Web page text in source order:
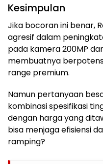
Kesimpulan
Jika bocoran ini benar,
agresif dalam
pada kamera 200MP
membuatnya
range premium.
Namun pertanyaan
kombinasi spesifikasi
dengan harga yang
bisa menjaga efisiensi
ramping?